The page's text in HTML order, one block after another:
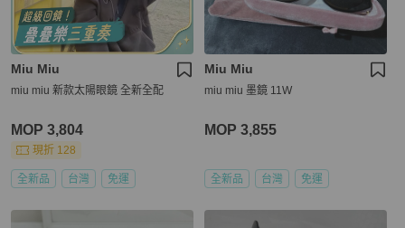
Miu Miu
miu miu 新款太陽眼鏡 全新全配
MOP 3,804
現折 128
全新品 台灣 免運
Miu Miu
miu miu 墨鏡 11W
MOP 3,855
全新品 台灣 免運